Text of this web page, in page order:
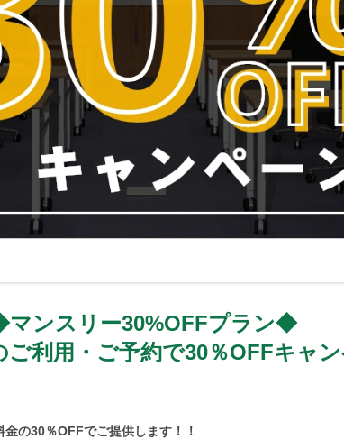
ンスリー30%OFFプラン◆
ご利用・ご予約で30％OFFキャン
の30％OFFでご提供します！！